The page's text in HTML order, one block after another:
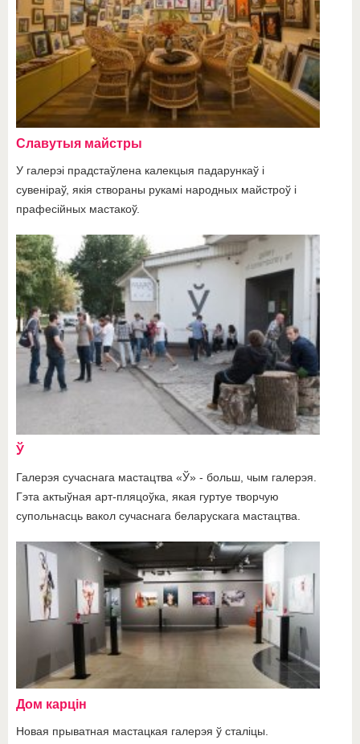
Славутыя майстры
У галерэі прадстаўлена калекцыя падарункаў і
сувеніраў, якія створаны рукамі народных майстроў і
прафесійных мастакоў.
Ў
Галерэя сучаснага мастацтва «Ў» - больш, чым галерэя.
Гэта актыўная арт-пляцоўка, якая гуртуе творчую
супольнасць вакол сучаснага беларускага мастацтва.
Дом карцін
Новая прыватная мастацкая галерэя ў сталіцы.